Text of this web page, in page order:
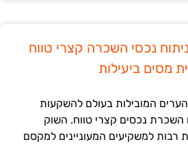
נכסי השכרה קצרי טווח
מסים ביעילות
המובילות בעולם להשקעות
השכרת נכסים קצרי טווח. השוק
רבות למשקיעים המעוניינים למקסם